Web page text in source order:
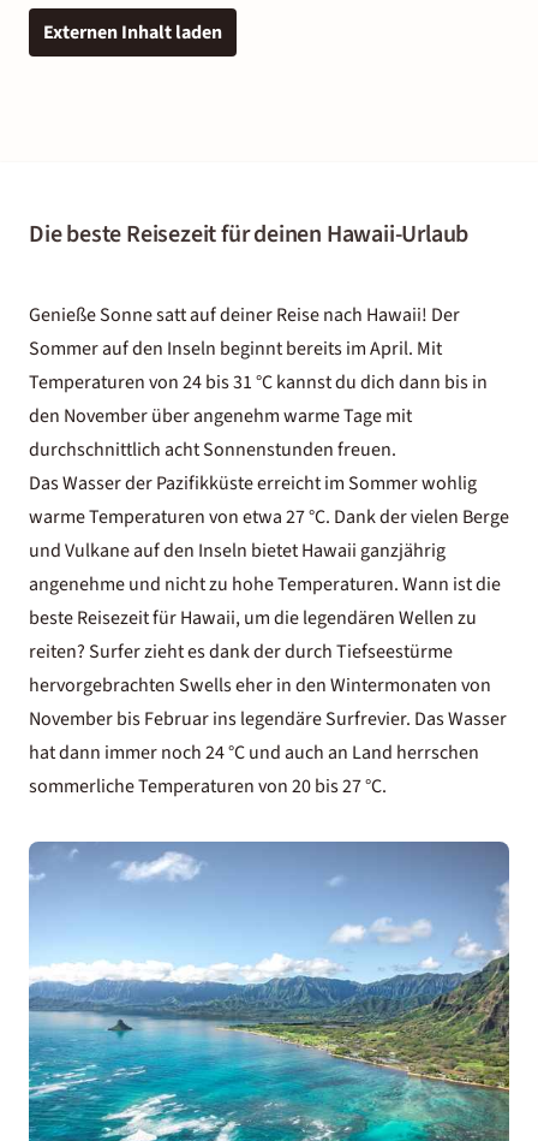
Externen Inhalt laden
Die beste Reisezeit für deinen Hawaii-Urlaub
Genieße Sonne satt auf deiner Reise nach Hawaii! Der
Sommer auf den Inseln beginnt bereits im April. Mit
Temperaturen von 24 bis 31 °C kannst du dich dann bis in
den November über angenehm warme Tage mit
durchschnittlich acht Sonnenstunden freuen.
Das Wasser der Pazifikküste erreicht im Sommer wohlig
warme Temperaturen von etwa 27 °C. Dank der vielen Berge
und Vulkane auf den Inseln bietet Hawaii ganzjährig
angenehme und nicht zu hohe Temperaturen. Wann ist die
beste Reisezeit für Hawaii, um die legendären Wellen zu
reiten? Surfer zieht es dank der durch Tiefseestürme
hervorgebrachten Swells eher in den Wintermonaten von
November bis Februar ins legendäre Surfrevier. Das Wasser
hat dann immer noch 24 °C und auch an Land herrschen
sommerliche Temperaturen von 20 bis 27 °C.